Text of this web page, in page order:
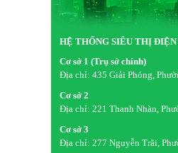
làm lạnh nhanh chóng
HỆ THỐNG SIÊU THỊ
Cơ sở 1 (Trụ sở chính)
Địa chỉ: 435 Giải Phóng,
Cơ sở 2
Địa chỉ: 221 Thanh Nhàn,
Cơ sở 3
Địa chỉ: 277 Nguyễn Trãi,